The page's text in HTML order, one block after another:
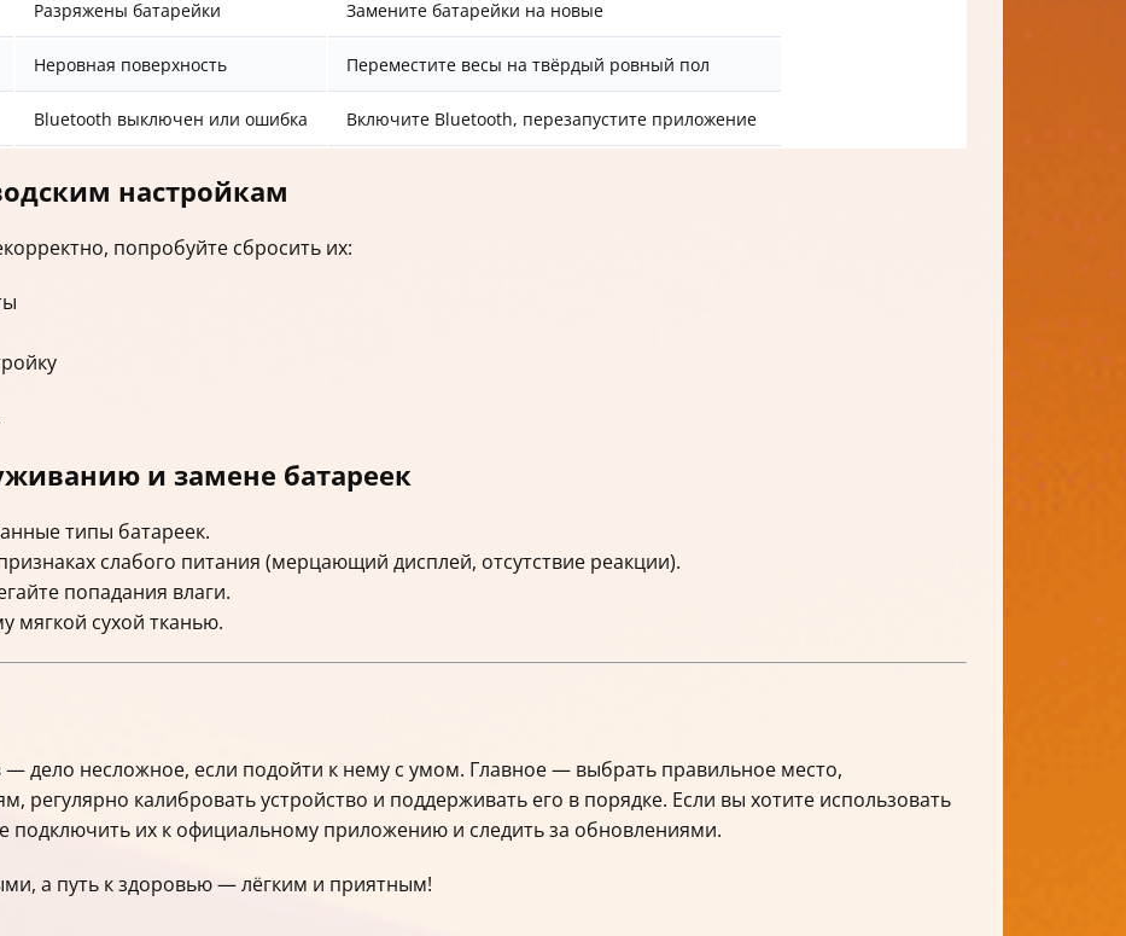
Разряжены батарейки Замените батарейки на новые
Неровная поверхность Переместите весы на твёрдый ровный пол
Bluetooth выключен или ошибка Включите Bluetooth, перезапустите приложение
настройкам
попробуйте сбросить их:
и замене батареек
типы батареек.
слабого питания (мерцающий дисплей, отсутствие реакции).
попадания влаги.
мягкой сухой тканью.
дело несложное, если подойти к нему с умом. Главное — выбрать правильное место,
регулярно калибровать устройство и поддерживать его в порядке. Если вы хотите использовать
подключить их к официальному приложению и следить за обновлениями.
а путь к здоровью — лёгким и приятным!